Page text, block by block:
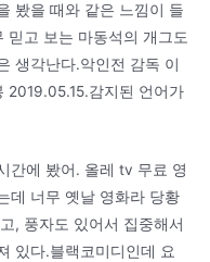
봤을 때와 같은 느낌이 들
믿고 보는 마동석의 개그도
생각난다.악인전 감독 이
2019.05.15.감지된 언어가
간에 봤어. 올레 tv 무료 영
데 너무 옛날 영화라 당황
, 풍자도 있어서 집중해서
있다.블랙코미디인데 요